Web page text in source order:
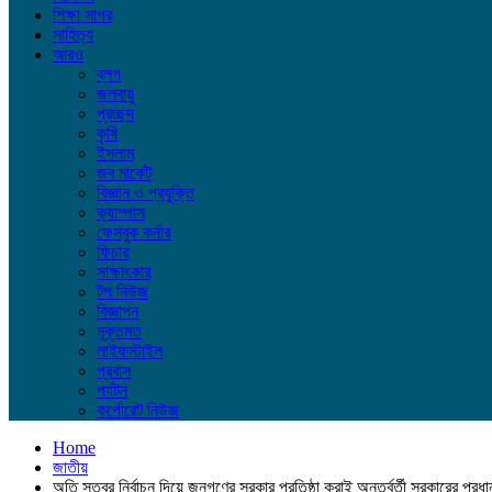
শিক্ষা সাগর
সাহিত্য
আরও
ব্লগ
জলবায়ু
প্রচ্ছদ
কৃষি
ইসলাম
জব মার্কেট
বিজ্ঞান ও প্রযুক্তি
ক্যাম্পাস
ফেসবুক কর্নার
ফিচার
সাক্ষাৎকার
টপ নিউজ
বিজ্ঞাপন
মুক্তমত
লাইফস্টাইল
প্রবাস
পর্যটন
কর্পোরেট নিউজ
Home
জাতীয়
অতি সত্বর নির্বাচন দিয়ে জনগণের সরকার প্রতিষ্ঠা করাই অন্তর্বর্তী সরকারের